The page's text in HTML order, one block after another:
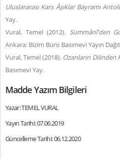
Uluslararası Kars Âşıklar Bayramı
Yay.
Vural, Temel (2012). Sümmânî'den
Ankara: Bizim Büro Basımevi Yayın
Vural, Temel (2018). Ozanların Dilinden
Basımevi Yay.
Madde Yazım Bilgileri
Yazar: TEMEL VURAL
Yayın Tarihi: 07.06.2019
Güncelleme Tarihi: 06.12.2020